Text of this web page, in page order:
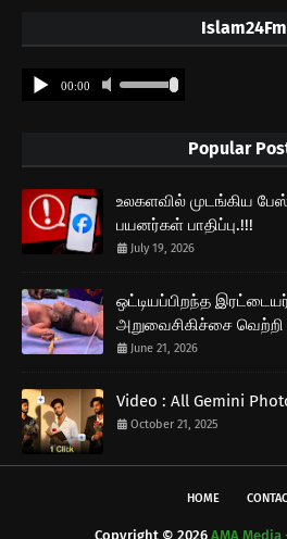
Islam24Fm
Popular
உலகளவில் முடங்கிய
பயனர்கள் பாதிப்பு.!!!
July 19, 2026
ஒட்டியப்பிறந்த
அறுவைசிகிச்சை வெற்றி
June 21, 2026
Video : All Gemini
October 21, 2025
HOME
Copyright © 2026 AMA